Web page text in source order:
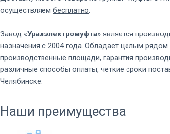
осуществляем бесплатно.
Завод «Уралэлектромуфта» является
назначения с 2004 года. Обладает целым
производственные площади, гарантия
различные способы оплаты, четкие сроки
Челябинске.
Наши преимущества